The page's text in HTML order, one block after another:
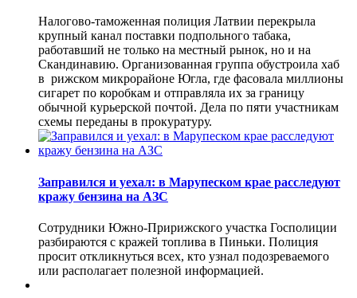
Налогово-таможенная полиция Латвии перекрыла
крупный канал поставки подпольного табака,
работавший не только на местный рынок, но и на
Скандинавию. Организованная группа обустроила хаб
в рижском микрорайоне Югла, где фасовала миллионы
сигарет по коробкам и отправляла их за границу
обычной курьерской почтой. Дела по пяти участникам
схемы переданы в прокуратуру.
Заправился и уехал: в Марупеском крае расследуют
кражу бензина на АЗС
Сотрудники Южно-Пририжского участка Госполиции
разбираются с кражей топлива в Пиньки. Полиция
просит откликнуться всех, кто узнал подозреваемого
или располагает полезной информацией.